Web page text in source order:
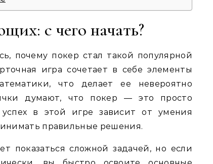
с чего начать?
почему покер стал такой популярной
игра сочетает в себе элементы
что делает ее невероятно
думают, что покер — это просто
в этой игре зависит от умения
правильные решения.
показаться сложной задачей, но если